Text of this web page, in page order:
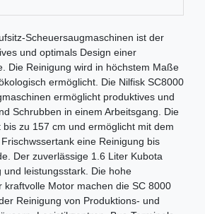
Scheuersaugmaschinen ist der
und optimals Design einer
Die Reinigung wird in höchstem Maße
ermöglicht. Die Nilfisk SC8000
ermöglicht produktives und
Schrubben in einem Arbeitsgang. Die
zu 157 cm und ermöglicht mit dem
eine Reinigung bis
Der zuverlässige 1.6 Liter Kubota
und leistungsstark. Die hohe
kraftvolle Motor machen die SC 8000
Reinigung von Produktions- und